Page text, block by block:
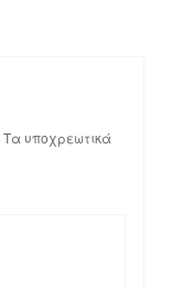
Τα υποχρεωτικά